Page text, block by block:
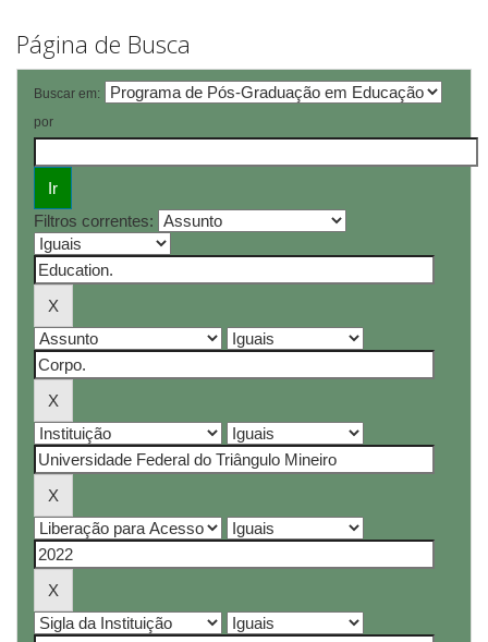
Página de Busca
Buscar em:
por
Filtros correntes: